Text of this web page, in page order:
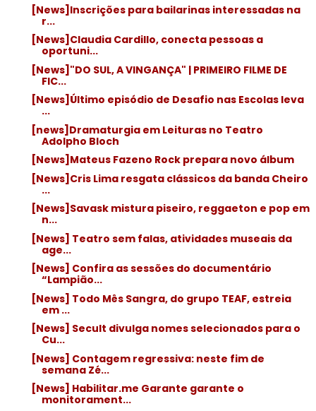
[News]Inscrições para bailarinas interessadas na
r...
[News]Claudia Cardillo, conecta pessoas a
oportuni...
[News]"DO SUL, A VINGANÇA" | PRIMEIRO FILME DE
FIC...
[News]Último episódio de Desafio nas Escolas leva
...
[news]Dramaturgia em Leituras no Teatro
Adolpho Bloch
[News]Mateus Fazeno Rock prepara novo álbum
[News]Cris Lima resgata clássicos da banda Cheiro
...
[News]Savask mistura piseiro, reggaeton e pop em
n...
[News] Teatro sem falas, atividades museais da
age...
[News] Confira as sessões do documentário
“Lampião...
[News] Todo Mês Sangra, do grupo TEAF, estreia
em ...
[News] Secult divulga nomes selecionados para o
Cu...
[News] Contagem regressiva: neste fim de
semana Zé...
[News] Habilitar.me Garante garante o
monitorament...